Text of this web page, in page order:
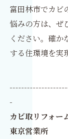
富田林市でカビ
悩みの方は、ぜ
ください。確か
する住環境を実
-
カビ取リフォー
東京営業所